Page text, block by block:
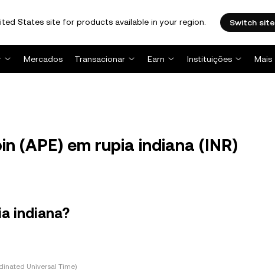
States site for products available in your region. Switch site
Mercados Transacionar Earn Instituições Mais
(APE) em rupia indiana (INR)
indiana?
Universal Time)